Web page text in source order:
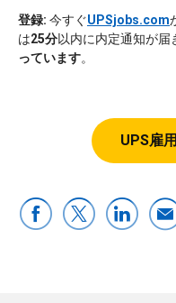
登録: 今すぐUPSjobs.com
は25分以内に内定通知が届
っています。
UPS雇